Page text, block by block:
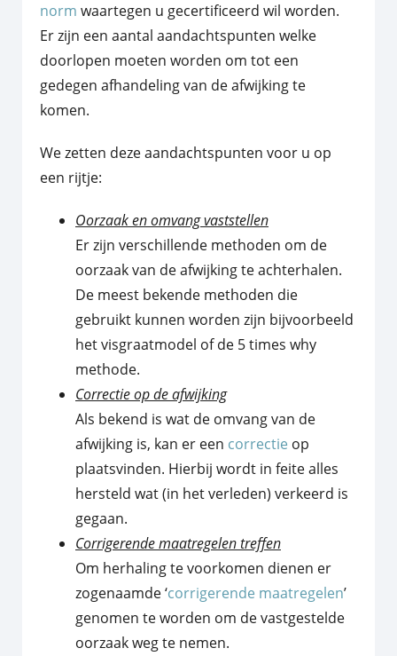
norm waartegen u gecertificeerd wil worden.
Er zijn een aantal aandachtspunten welke
doorlopen moeten worden om tot een
gedegen afhandeling van de afwijking te
komen.
We zetten deze aandachtspunten voor u op
een rijtje:
Oorzaak en omvang vaststellen
Er zijn verschillende methoden om de
oorzaak van de afwijking te achterhalen.
De meest bekende methoden die
gebruikt kunnen worden zijn bijvoorbeeld
het visgraatmodel of de 5 times why
methode.
Correctie op de afwijking
Als bekend is wat de omvang van de
afwijking is, kan er een correctie op
plaatsvinden. Hierbij wordt in feite alles
hersteld wat (in het verleden) verkeerd is
gegaan.
Corrigerende maatregelen treffen
Om herhaling te voorkomen dienen er
zogenaamde ‘corrigerende maatregelen’
genomen te worden om de vastgestelde
oorzaak weg te nemen.